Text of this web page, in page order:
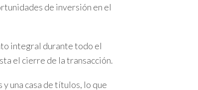
logra obtener ingresos mensuales que
de inversión en el
integral durante todo el
el cierre de la transacción.
una casa de títulos, lo que